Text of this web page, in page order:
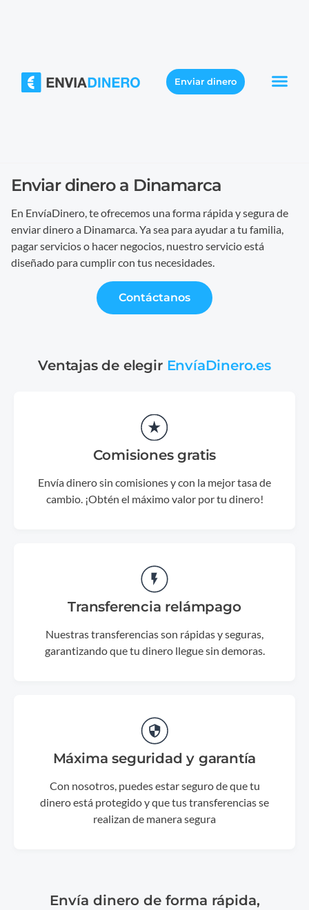
Enviar dinero
Enviar dinero a Dinamarca
En EnvíaDinero, te ofrecemos una forma rápida y segura de
enviar dinero a Dinamarca. Ya sea para ayudar a tu familia,
pagar servicios o hacer negocios, nuestro servicio está
diseñado para cumplir con tus necesidades.
Contáctanos
Ventajas de elegir EnvíaDinero.es
Comisiones gratis
Envía dinero sin comisiones y con la mejor tasa de
cambio. ¡Obtén el máximo valor por tu dinero!
Transferencia relámpago
Nuestras transferencias son rápidas y seguras,
garantizando que tu dinero llegue sin demoras.
Máxima seguridad y garantía
Con nosotros, puedes estar seguro de que tu
dinero está protegido y que tus transferencias se
realizan de manera segura
Envía dinero de forma rápida,